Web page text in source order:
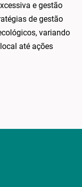
e gestão
de gestão
variando
até ações